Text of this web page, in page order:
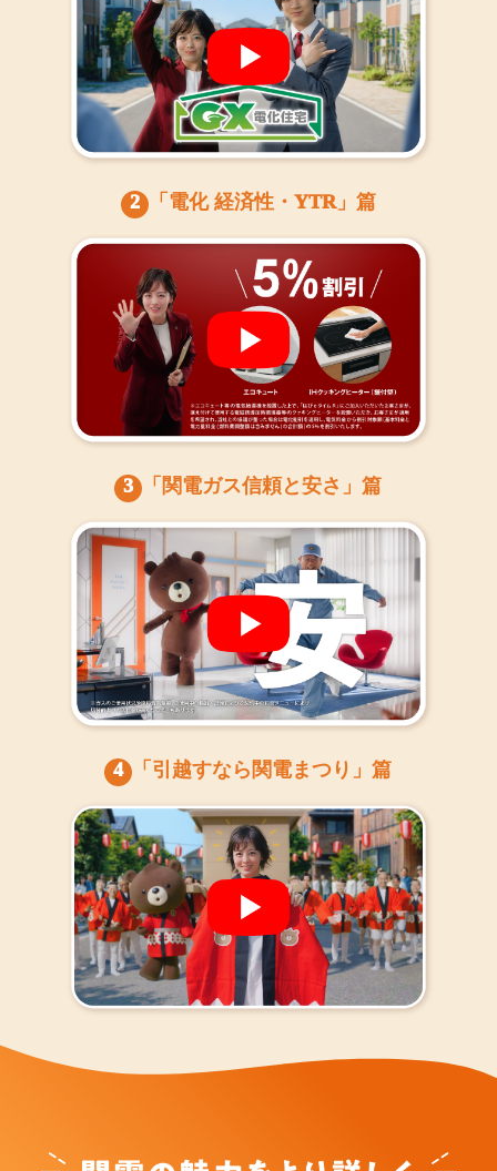
2 「電化 経済性・YTR」篇
3 「関電ガス信頼と安さ」篇
4 「引越すなら関電まつり」篇